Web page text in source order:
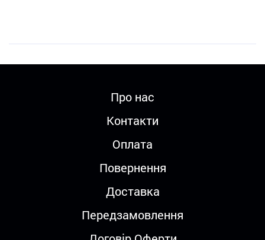
Про нас
Контакти
Оплата
Повернення
Доставка
Передзамовлення